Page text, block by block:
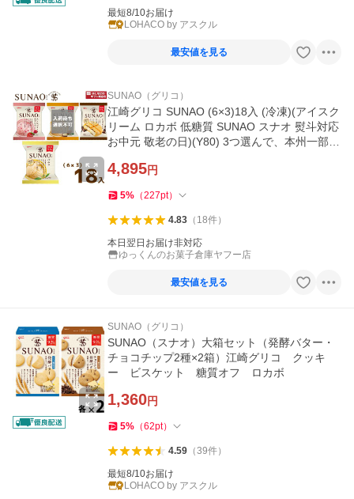
最短8/10お届け
LOHACO by アスクル
最安値を見る
SUNAO（グリコ）
江崎グリコ SUNAO (6×3)18入 (冷凍)(アイスク
リーム ロカボ 低糖質 SUNAO スナオ 熨斗対応
お中元 敬老の日)(Y80) 3つ選んで、本州一部冷
4,895円
5% （227pt）
4.83（ 18件）
本日翌日お届け非対応
ゆっくんのお菓子倉庫ヤフー店
最安値を見る
SUNAO（グリコ）
SUNAO（スナオ）大箱セット（発酵バター・
チョコチップ2種×2箱）江崎グリコ クッキ
ー ビスケット 糖質オフ ロカボ
1,360円
5% （62pt）
4.59（39件）
最短8/10お届け
LOHACO by アスクル